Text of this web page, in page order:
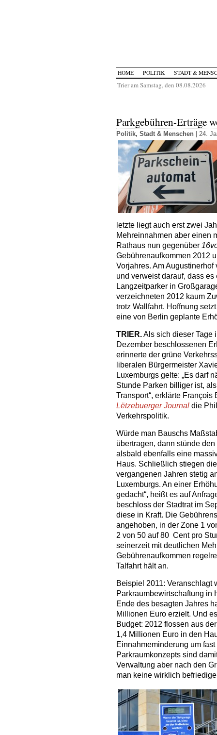
HOME POLITIK STADT &
Trier am Samstag, den 08.08.2026
Parkgebühren-Erträge
Politik, Stadt & Menschen | 24.
letzte liegt auch erst zwei
Mehreinnahmen aber einen
Rathaus nun gegenüber
Gebührenaufkommen 2012
Vorjahres. Am
und verweist darauf, dass
Langzeitparker in
verzeichneten 2012 kaum
trotz Wallfahrt. Hoffnung
eine von Berlin geplante
TRIER.Als sich dieser Tage
Dezember beschlossenen
erinnerte der grüne
liberalen Bürgermeister
Luxemburgs gelte: „Es darf
Stunde Parken billiger ist,
Transport“, erklärte
Lëtzebuerger Journal die
Verkehrspolitik.
Würde man Bauschs
übertragen, dann stünde
alsbald ebenfalls eine
Haus. Schließlich stiegen
vergangenen Jahren stetig
Luxemburgs. An einer
gedacht“, heißt es auf
beschloss der Stadtrat im
diese in Kraft. Die
angehoben, in der Zone 1
2 von 50 auf 80 Cent pro
seinerzeit mit deutlichen
Gebührenaufkommen
Talfahrt hält an.
Beispiel 2011: Veranschlagt
Parkraumbewirtschaftung in
Ende des besagten Jahres
Millionen Euro erzielt. Und
Budget: 2012 flossen aus
1,4 Millionen Euro in den
Einnahmeminderung um
Parkraumkonzepts sind
Verwaltung aber nach den
man keine wirklich